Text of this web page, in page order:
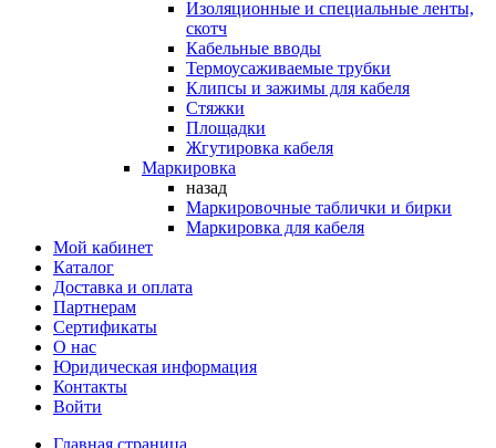
Изоляционные и специальные ленты,
скотч
Кабельные вводы
Термоусаживаемые трубки
Клипсы и зажимы для кабеля
Стяжки
Площадки
Жгутировка кабеля
Маркировка
назад
Маркировочные таблички и бирки
Маркировка для кабеля
Мой кабинет
Каталог
Доставка и оплата
Партнерам
Сертификаты
О нас
Юридическая информация
Контакты
Войти
Главная страница